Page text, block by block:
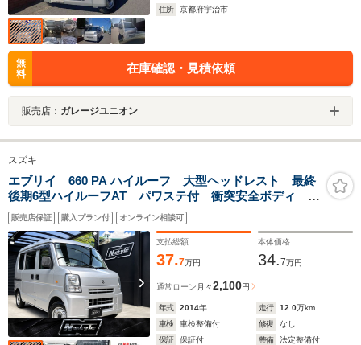
住所
京都府宇治市
無
料
在庫確認・見積依頼
販売店： ガレージユニオン
スズキ
エブリイ 660 PA ハイルーフ 大型ヘッドレスト 最終
後期6型ハイルーフAT パワステ付 衝突安全ボディ
ETC付き 両席エアバック
販売店保証 購入プラン付 オンライン相談可
支払総額
37.7万円
本体価格
34.7万円
通常ローン 月々2,100円
年式 2014年 走行 12.0万km
車検
車検整備付 修復
なし
保証
保証付 整備
法定整備付